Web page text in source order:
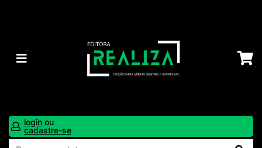
login ou
cadastre-se